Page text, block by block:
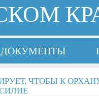
ДОКУМЕНТЫ
ЧТОБЫ К